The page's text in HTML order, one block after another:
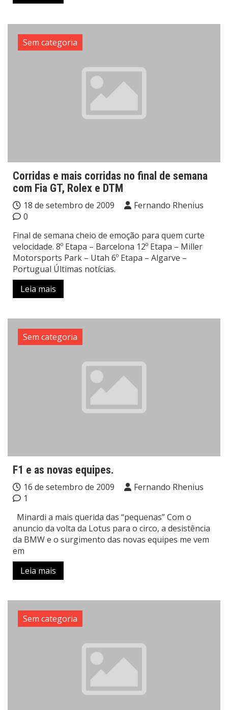
Sem categoria
Corridas e mais corridas no final de semana
com Fia GT, Rolex e DTM
18 de setembro de 2009
Fernando Rhenius
0
Final de semana cheio de emoção para quem curte
velocidade. 8º Etapa – Barcelona 12º Etapa – Miller
Motorsports Park – Utah 6º Etapa – Algarve –
Portugual Últimas notícias.
Leia mais
Sem categoria
F1 e as novas equipes.
16 de setembro de 2009
Fernando Rhenius
1
Minardi a mais querida das “pequenas” Com o
anuncio da volta da Lotus para o circo, a desistência
da BMW e o surgimento das novas equipes me vem
em
Leia mais
Sem categoria